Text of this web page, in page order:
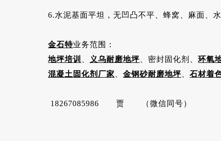
6.水泥基面平坦，无凹凸不平、蜂窝、麻面、
金石特业务范围：
地坪培训
义乌耐磨地坪 、密封固化剂、 环氧
混凝土固化剂厂家
金钢砂耐磨地坪 石材着
18267085986 贾 （微信同号）